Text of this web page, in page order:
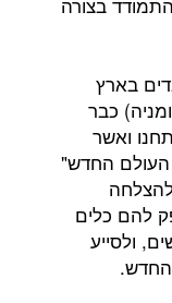
בארץ
כבר
ואשר
העולם החדש"
להם כלים
ולסייע
החדש.